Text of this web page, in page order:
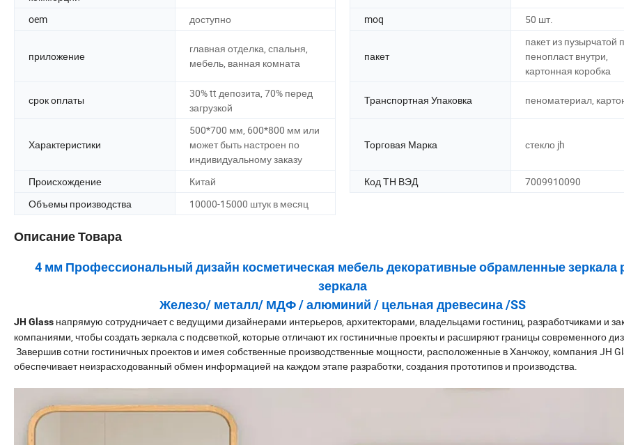
oem доступно moq 50 шт.
приложение
главная отделка, спальня,
мебель, ванная комната
пакет
пакет из пузырчатой
пенопласт внутри,
картонная коробка
срок оплаты
30% tt депозита, 70% перед
загрузкой
Транспортная Упаковка пеноматериал,
Характеристики
500*700 мм, 600*800 мм или
может быть настроен по
индивидуальному заказу
Торговая Марка стекло jh
Происхождение Китай Код ТН ВЭД
7009910090
Объемы производства
10000-15000 штук в месяц
Описание Товара
4 мм Профессиональный дизайн косметическая мебель декоративные обрамленные зеркала
зеркала
Железо/ металл/ МДФ / алюминий / цельная древесина /SS
JH Glass напрямую сотрудничает с ведущими дизайнерами интерьеров, архитекторами, владельцами гостиниц, разработчиками и
компаниями, чтобы создать зеркала с подсветкой, которые отличают их гостиничные проекты и расширяют границы современного
Завершив сотни гостиничных проектов и имея собственные производственные мощности, расположенные в Ханчжоу, компания JH
обеспечивает неизрасходованный обмен информацией на каждом этапе разработки, создания прототипов и производства.